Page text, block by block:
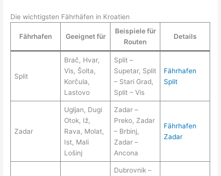
Die wichtigsten Fährhäfen in Kroatien
Fährhafen Geeignet für
Beispiele für
Routen
Details
Split
Brač, Hvar,
Vis, Šolta,
Korčula,
Lastovo
Split –
Supetar, Split
– Stari Grad,
Split – Vis
Fährhafen
Split
Zadar
Ugljan, Dugi
Otok, Iž,
Rava, Molat,
Ist, Mali
Lošinj
Zadar –
Preko, Zadar
– Brbinj,
Zadar –
Ancona
Fährhafen
Zadar
Dubrovnik –